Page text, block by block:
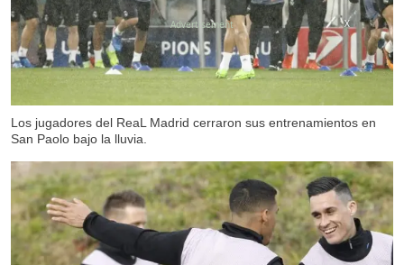
Los jugadores del ReaL Madrid cerraron sus entrenamientos en
San Paolo bajo la lluvia.
X